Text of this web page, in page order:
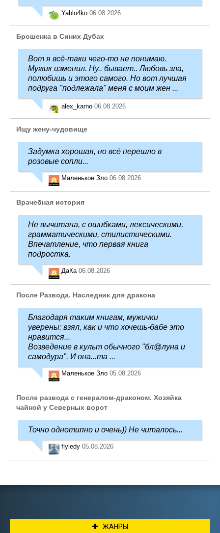
Yablo4ko 06.08.2026
Брошенка в Синих Дубах
Вот я всё-таки чего-то не понимаю.
Мужик изменил. Ну.. бывает.. Любовь зла,
полюбишь и этого самого. Но вот лучшая
подруга "подлежала" меня с моим жен ...
alex_karno 06.08.2026
Ищу жену-чудовище
Задумка хорошая, но всё перешло в
розовые сопли...
Маленькое Зло 06.08.2026
Врачебная история
Не вычитана, с ошибками, лексическими,
грамматическими, стилистическими.
Впечатление, что первая книга
подростка.
ДаКа 06.08.2026
После Развода. Наследник для дракона
Благодаря таким книгам, мужички
уверены: взял, как и что хочешь-бабе это
нравится...
Возведение в культ обычного "бл@луна и
самодура". И она...та ...
Маленькое Зло 05.08.2026
После развода с генералом-драконом. Хозяйка
чайной у Северных ворот
Точно однотипно и очень)) Не читалось...
flyledy 05.08.2026
ЖАНРЫ